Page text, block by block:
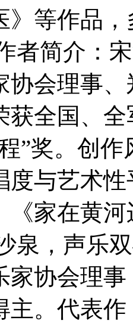
》等作品
者简介：
协会理事
获全国、
”奖。创
度与艺术
《家在黄
泉，声乐
家协会理
主。代表